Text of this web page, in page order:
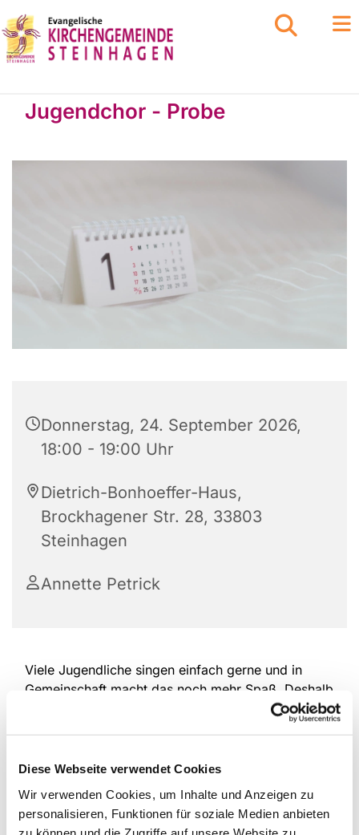
Diese Webseite verwendet Cookies
Wir verwenden Cookies, um Inhalte und Anzeigen zu
personalisieren, Funktionen für soziale Medien anbieten
Jugendchor - Probe
Donnerstag, 24. September 2026,
18:00 - 19:00 Uhr
Dietrich-Bonhoeffer-Haus,
Brockhagener Str. 28, 33803
Steinhagen
Annette Petrick
Viele Jugendliche singen einfach gerne und in
Gemeinschaft macht das noch mehr Spaß. Deshalb
treffen sich die drei Kinderchorgruppen unserer
Gemeinde jede Woche, um das gemeinsam zu tun.
Lieder, die altersgerecht und spielerisch eingeführt
kurz und manchmal erklingen auch Instrumente.